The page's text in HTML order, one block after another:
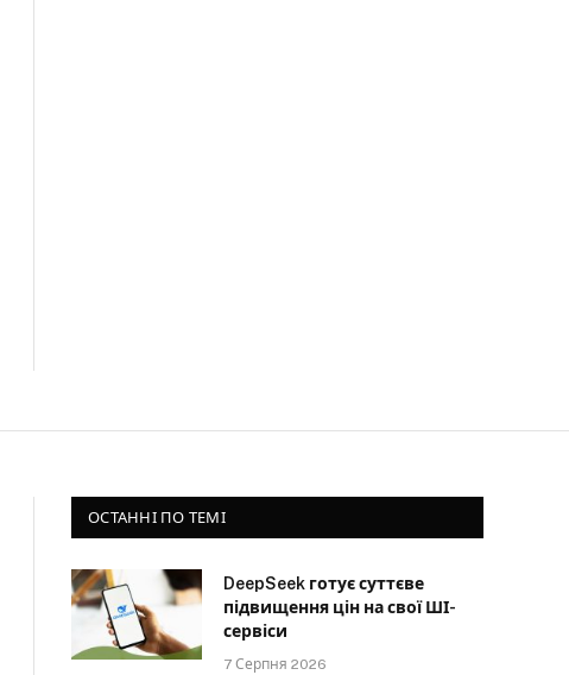
ОСТАННІ ПО ТЕМІ
DeepSeek готує суттєве
підвищення цін на свої ШІ-
сервіси
7 Серпня 2026